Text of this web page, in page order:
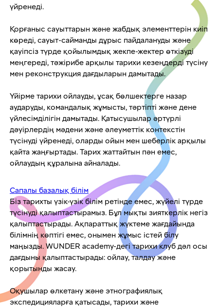
үйренеді.
Қорғаныс сауыттарын және жабдық элементтерін киіп
көреді, сауыт-сайманды дұрыс пайдалануды және
қауіпсіз түрде қойылымдық жекпе-жектер өткізуді
меңгереді, тәжірибе арқылы тарихи кезеңдерді түсіну
мен реконструкция дағдыларын дамытады.
Үйірме тарихи ойлауды, ұсақ бөлшектерге назар
аударуды, командалық жұмысты, тәртіпті және дене
үйлесімділігін дамытады. Қатысушылар әртүрлі
дәуірлердің мәдени және әлеуметтік контекстін
түсінуді үйренеді, оларды ойын мен шеберлік арқылы
қайта жаңғыртады. Тарих жаттайтын пән емес,
ойлаудың құралына айналады.
Сапалы базалық білім
Біз тарихты үзік-үзік білім ретінде емес, жүйелі түрде
түсінуді қалыптастырамыз. Бұл мықты зияткерлік негіз
қалыптастырады. Ақпараттық жүктеме жағдайында
білімнің көптігі емес, онымен жұмыс істей білу
маңызды. WUNDER academy-дегі тарихи клуб дәл осы
дағдыны қалыптастырады: ойлау, талдау және
қорытынды жасау.
Оқушылар өлкетану және этнографиялық
экспедицияларға қатысады, тарихи және